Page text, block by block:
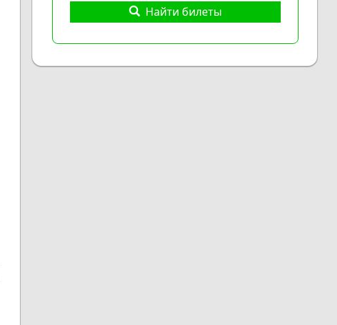
Найти билеты